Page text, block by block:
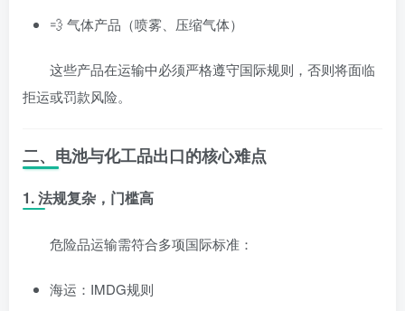
💨 气体产品（喷雾、压缩气体）
这些产品在运输中必须严格遵守国际规则，否则将面临
拒运或罚款风险。
二、电池与化工品出口的核心难点
1. 法规复杂，门槛高
危险品运输需符合多项国际标准：
海运：IMDG规则